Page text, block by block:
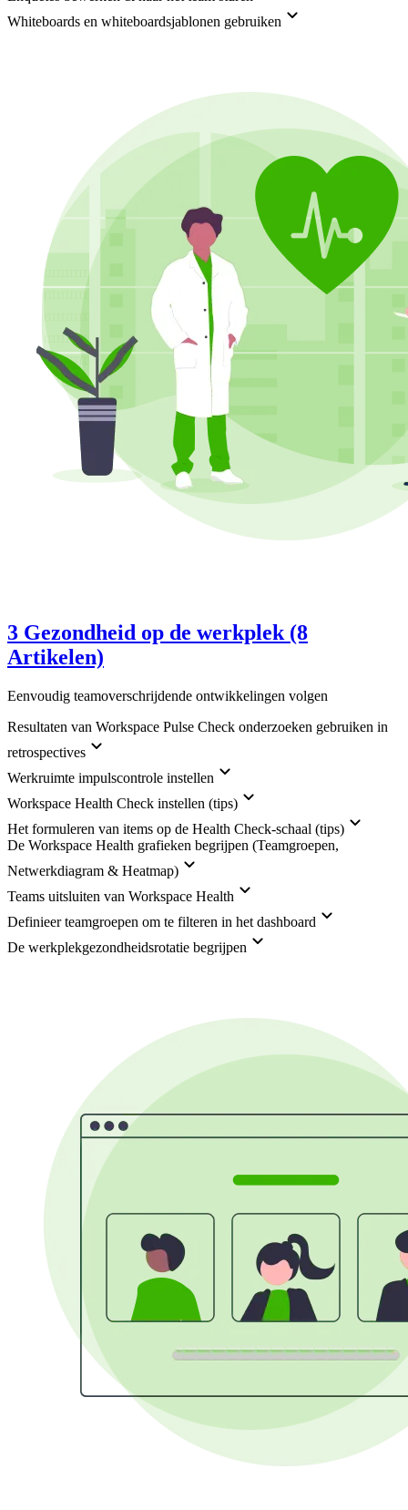
Whiteboards en whiteboardsjablonen gebruiken
3 Gezondheid op de werkplek (8
Artikelen)
Eenvoudig teamoverschrijdende ontwikkelingen volgen
Resultaten van Workspace Pulse Check onderzoeken gebruiken in
retrospectives
Werkruimte impulscontrole instellen
Workspace Health Check instellen (tips)
Het formuleren van items op de Health Check-schaal (tips)
De Workspace Health grafieken begrijpen (Teamgroepen,
Netwerkdiagram & Heatmap)
Teams uitsluiten van Workspace Health
Definieer teamgroepen om te filteren in het dashboard
De werkplekgezondheidsrotatie begrijpen